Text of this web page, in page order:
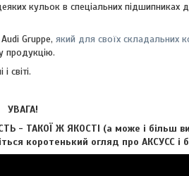
кульок в спеціальних підшипниках
Gruppe, який для своїх складальних
продукцію.
світі.
УВАГА!
ТАКОЇ Ж ЯКОСТІ (а може і більш
коротенький огляд про АКСУCC і